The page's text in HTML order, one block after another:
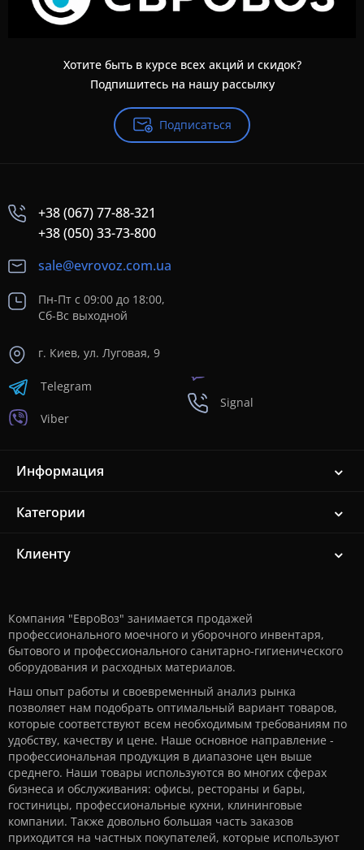
Хотите быть в курсе всех акций и скидок?
Подпишитесь на нашу рассылку
Подписаться
+38 (067) 77-88-321
+38 (050) 33-73-800
sale@evrovoz.com.ua
Пн-Пт с 09:00 до 18:00,
Сб-Вс выходной
г. Киев, ул. Луговая, 9
Telegram
Viber
Signal
Информация
Категории
Клиенту
Компания "ЕвроВоз" занимается продажей
профессионального моечного и уборочного инвентаря,
бытового и профессионального санитарно-гигиенического
оборудования и расходных материалов.
Наш опыт работы и своевременный анализ рынка
позволяет нам подобрать оптимальный вариант товаров,
которые соответствуют всем необходимым требованиям по
удобству, качеству и цене. Наше основное направление -
профессиональная продукция в диапазоне цен выше
среднего. Наши товары используются во многих сферах
бизнеса и обслуживания: офисы, рестораны и бары,
гостиницы, профессиональные кухни, клининговые
компании. Также довольно большая часть заказов
приходится на частных покупателей, которые используют